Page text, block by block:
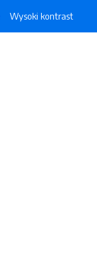
Wysoki kontrast